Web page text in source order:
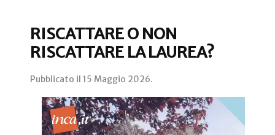
RISCATTARE O NON
RISCATTARE LA LAUREA?
Pubblicato il 15 Maggio 2026.